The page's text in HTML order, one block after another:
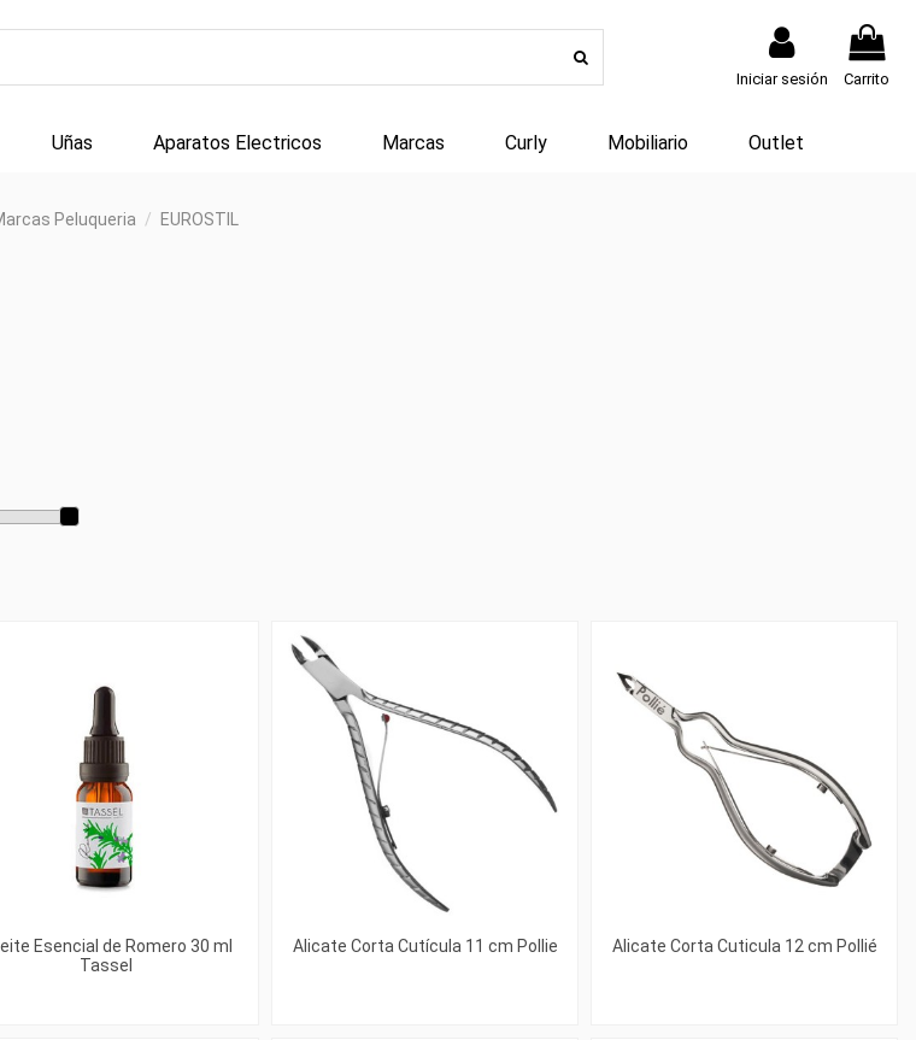
Iniciar sesión Carrito
Uñas Aparatos Electricos Marcas Curly Mobiliario Outlet
Peluqueria EUROSTIL
Esencial de Romero 30 ml
Tassel
Alicate Corta Cutícula 11 cm Pollie Alicate Corta Cuticula 12 cm Pollié